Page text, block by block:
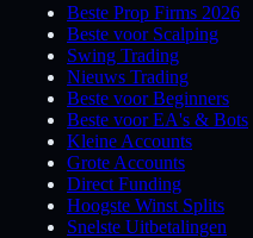
Beste Prop Firms 2026
Beste voor Scalping
Swing Trading
Nieuws Trading
Beste voor Beginners
Beste voor EA's & Bots
Kleine Accounts
Grote Accounts
Direct Funding
Hoogste Winst Splits
Snelste Uitbetalingen